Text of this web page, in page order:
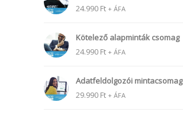
24.990 Ft + ÁFA
Kötelező alapminták csomag
24.990 Ft + ÁFA
Adatfeldolgozói mintacsomag
29.990 Ft + ÁFA